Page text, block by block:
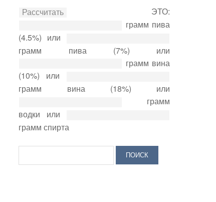
ЭТО:
грамм пива
(4.5%) или
грамм пива (7%) или
грамм вина
(10%) или
грамм вина (18%) или
грамм
водки или
грамм спирта